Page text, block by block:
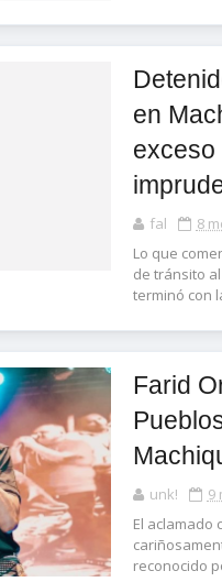
en
exceso
fal
8
Lo que
de tránsito
terminó con
Farid
unk!
9
El aclamado
reconocido